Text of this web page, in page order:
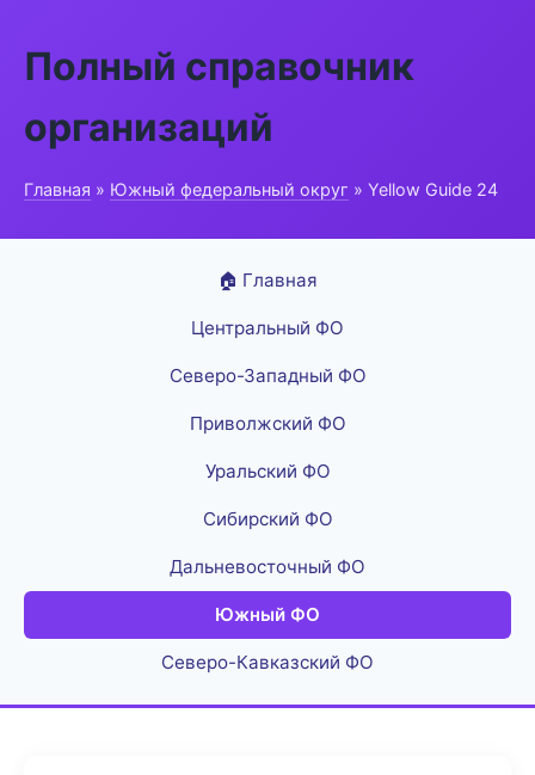
Полный справочник
организаций
Главная » Южный федеральный округ » Yellow Guide 24
🏠 Главная
Центральный ФО
Северо-Западный ФО
Приволжский ФО
Уральский ФО
Сибирский ФО
Дальневосточный ФО
Южный ФО
Северо-Кавказский ФО